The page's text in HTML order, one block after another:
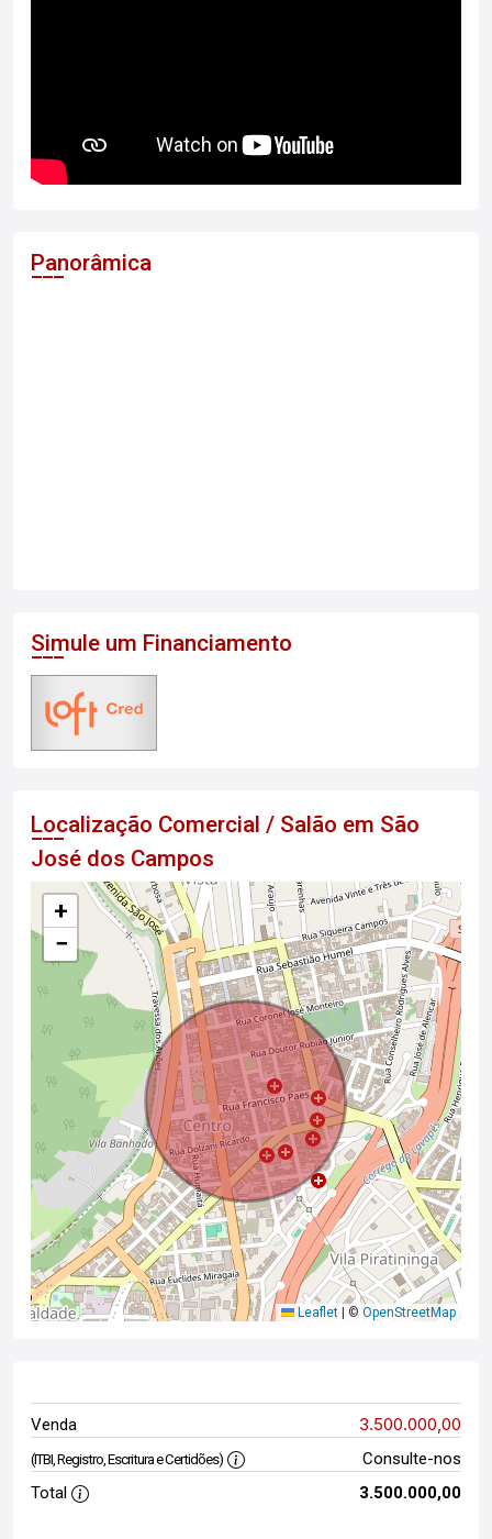
Panorâmica
Simule um Financiamento
Localização Comercial / Salão em São
José dos Campos
+
−
Leaflet | © OpenStreetMap
Venda 3.500.000,00
(ITBI, Registro, Escritura e Certidões)
Consulte-nos
Total
3.500.000,00